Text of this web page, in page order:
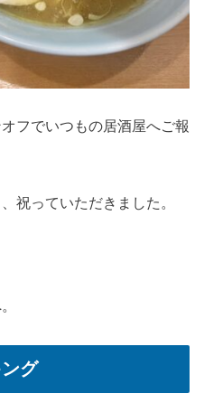
フでいつもの居酒屋へご報
祝っていただきました。
グ